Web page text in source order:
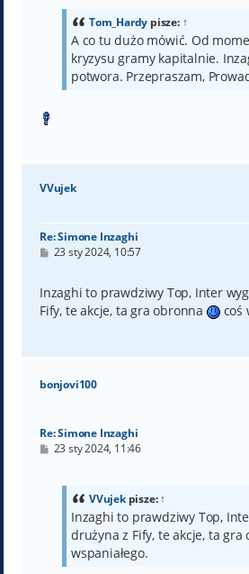
Tom_Hardy pisze: ↑
A co tu dużo mówić. Od
kryzysu gramy kapitalnie.
potwora. Przepraszam,
VVujek
Re: Simone Inzaghi
P
t
23 sty 2024, 10:57
Inzaghi to prawdziwy Top, Inter
Fify, te akcje, ta gra obronna
coś
bonjovi100
Re: Simone Inzaghi
P23 sty 2024, 11:46
VVujekpisze:↑
Inzaghi to prawdziwy Top,
drużyna z Fify, te akcje, ta gra
wspaniałego.